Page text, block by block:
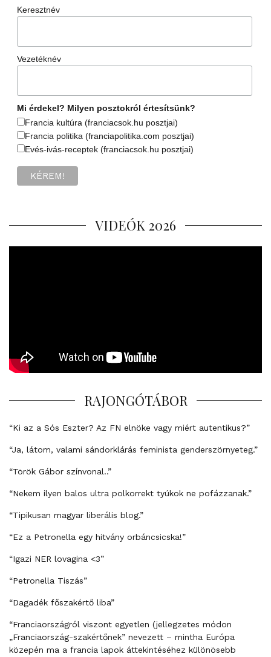
Keresztnév
Vezetéknév
Mi érdekel? Milyen posztokról értesítsünk?
Francia kultúra (franciacsok.hu posztjai)
Francia politika (franciapolitika.com posztjai)
Evés-ivás-receptek (franciacsok.hu posztjai)
VIDEÓK 2026
RAJONGÓTÁBOR
“Ki az a Sós Eszter? Az FN elnöke vagy miért autentikus?”
“Ja, látom, valami sándorklárás feminista genderszörnyeteg.”
“Török Gábor színvonal..”
“Nekem ilyen balos ultra polkorrekt tyúkok ne pofázzanak.”
“Tipikusan magyar liberális blog.”
“Ez a Petronella egy hitvány orbáncsicska!”
“Igazi NER lovagina <3”
“Petronella Tiszás”
“Dagadék főszakértő liba”
“Franciaországról viszont egyetlen (jellegzetes módon
„Franciaország-szakértőnek” nevezett – mintha Európa
közepén ma a francia lapok áttekintéséhez különösebb